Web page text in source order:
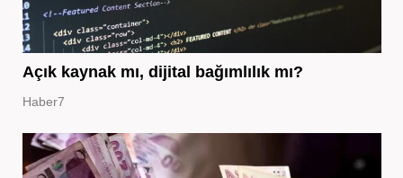
Açık kaynak mı, dijital bağımlılık mı?
Haber7